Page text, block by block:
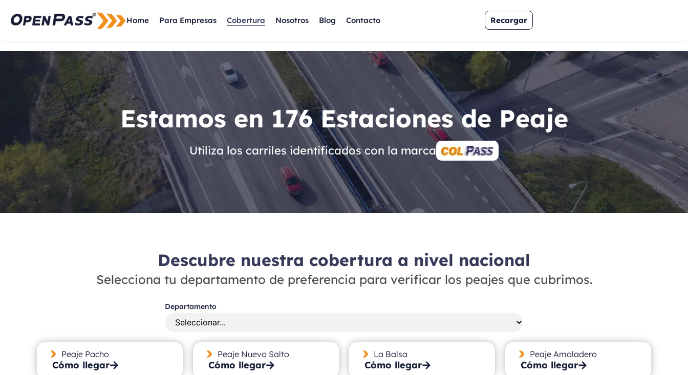
Home Para Empresas Cobertura Nosotros Blog Contacto Recargar
Estamos en 176 Estaciones de Peaje
Utiliza los carriles identificados con la marca
Descubre nuestra cobertura a nivel nacional
Selecciona tu departamento de preferencia para verificar los peajes que cubrimos.
Departamento
Peaje Pacho
Cómo llegar
Peaje Nuevo Salto
Cómo llegar
La Balsa
Cómo llegar
Peaje Amoladero
Cómo llegar